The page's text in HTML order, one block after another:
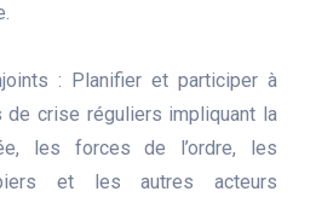
: Planifier et participer à
de crise réguliers impliquant la
les forces de l’ordre, les
et les autres acteurs